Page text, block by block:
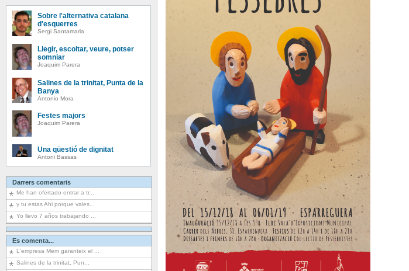
Sobre l'alternativa catalana
d'esquerres
Sergi Santamaria
Llegir, escoltar, veure, potser
somniar
Joaquim Parera
Salines de la trinitat, Punta de la
Banya
Antonio Mora
Festes majors
Joaquim Parera
Una qüestió de dignitat
Antoni Bassas
Darrers comentaris
Me han ofertado entrar a tr...
y tu estas Ahi porque vales...
Yo llevo 7 años trabajando ...
Es comenta...
L'empresa Mem garanteix el ...
Salines de la trinitat, Pun...